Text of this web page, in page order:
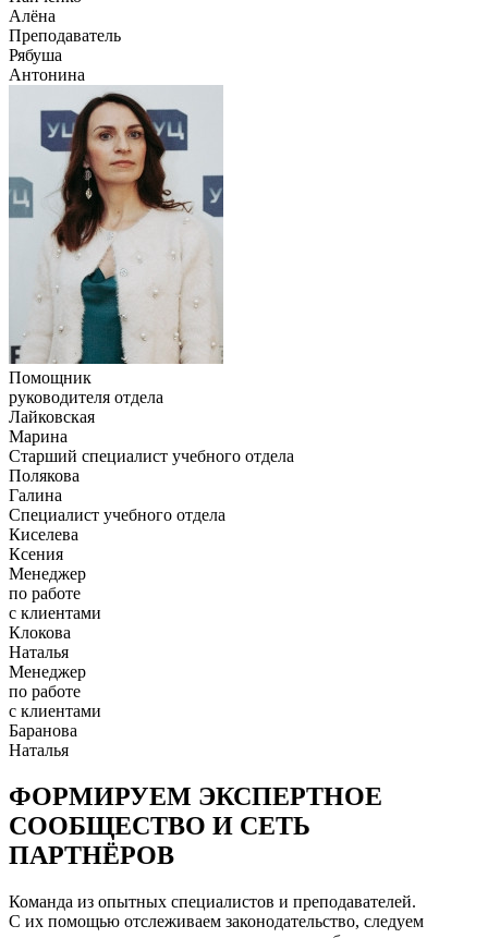
Алёна
Преподаватель
Рябуша
Антонина
Помощник
руководителя отдела
Лайковская
Марина
Старший специалист учебного отдела
Полякова
Галина
Специалист учебного отдела
Киселева
Ксения
Менеджер
по работе
с клиентами
Клокова
Наталья
Менеджер
по работе
с клиентами
Баранова
Наталья
ФОРМИРУЕМ ЭКСПЕРТНОЕ
СООБЩЕСТВО И СЕТЬ
ПАРТНЁРОВ
Команда из опытных специалистов и преподавателей.
С их помощью отслеживаем законодательство, следуем